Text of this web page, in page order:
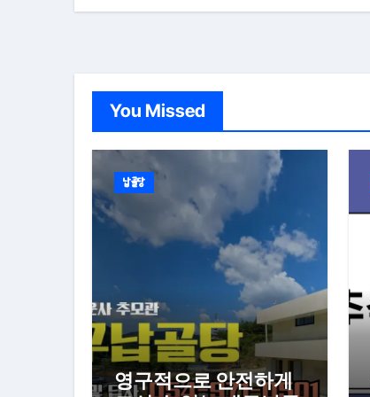
You Missed
납골당
영구적으로 안전하게